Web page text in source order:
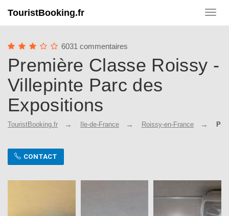
TouristBooking.fr
6031 commentaires
Première Classe Roissy -
Villepinte Parc des
Expositions
TouristBooking.fr Ile-de-France Roissy-en-France
CONTACT